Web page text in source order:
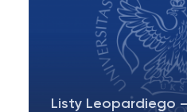
Listy Leopardiego